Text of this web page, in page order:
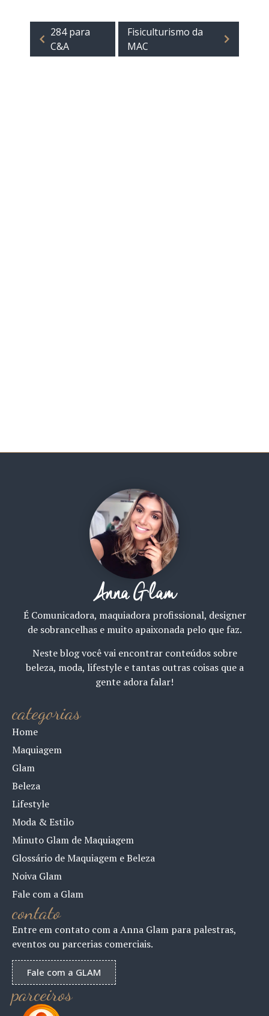
284 para
C&A
Fisiculturismo da
MAC
Anna Glam
É Comunicadora, maquiadora profissional, designer
de sobrancelhas e muito apaixonada pelo que faz.
Neste blog você vai encontrar conteúdos sobre
beleza, moda, lifestyle e tantas outras coisas que a
gente adora falar!
categorias
Home
Maquiagem
Glam
Beleza
Lifestyle
Moda & Estilo
Minuto Glam de Maquiagem
Glossário de Maquiagem e Beleza
Noiva Glam
Fale com a Glam
contato
Entre em contato com a Anna Glam para palestras,
eventos ou parcerias comerciais.
Fale com a GLAM
parceiros